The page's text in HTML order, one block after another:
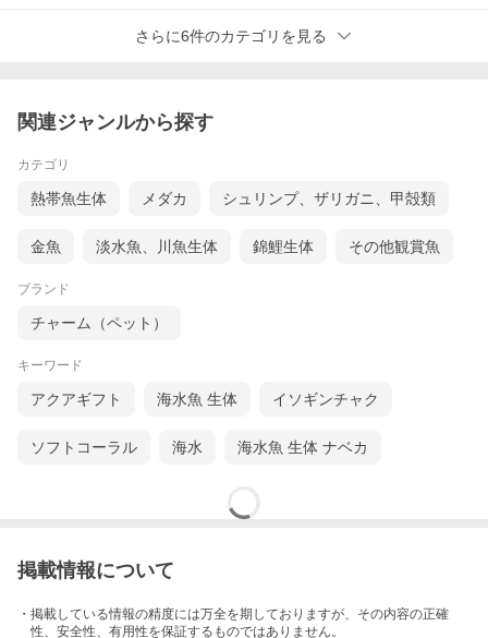
さらに6件のカテゴリを見る
関連ジャンルから探す
カテゴリ
熱帯魚生体 メダカ シュリンプ、ザリガニ、甲殻類
金魚 淡水魚、川魚生体 錦鯉生体 その他観賞魚
ブランド
チャーム（ペット）
キーワード
アクアギフト 海水魚 生体 イソギンチャク
ソフトコーラル 海水 海水魚 生体 ナベカ
掲載情報について
・掲載している情報の精度には万全を期しておりますが、その内容の正確
性、安全性、有用性を保証するものではありません。